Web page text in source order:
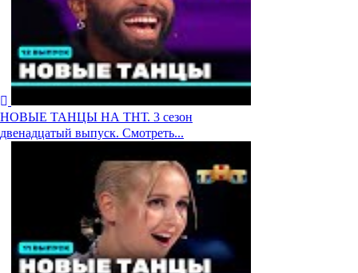
НОВЫЕ ТАНЦЫ НА ТНТ. 3 сезон
двенадцатый выпуск. Смотреть...